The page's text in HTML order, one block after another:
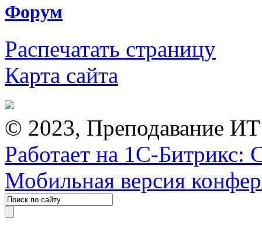
Форум
Распечатать страницу
Карта сайта
© 2023, Преподавание
Работает на 1С-Битрикс:
Мобильная версия